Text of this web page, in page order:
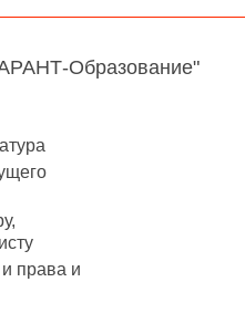
Образование"
права и